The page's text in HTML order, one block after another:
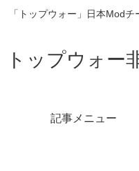
「トップウォー」日本Mod
トップウォー
記事メニュー